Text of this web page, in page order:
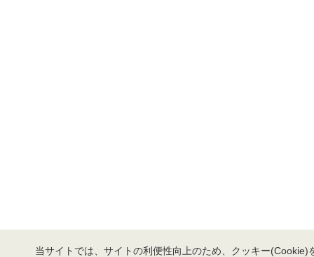
当サイトでは、サイトの利便性向上のため、クッキー